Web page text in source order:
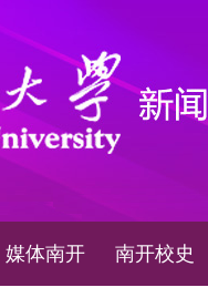
媒体南开 南开校史